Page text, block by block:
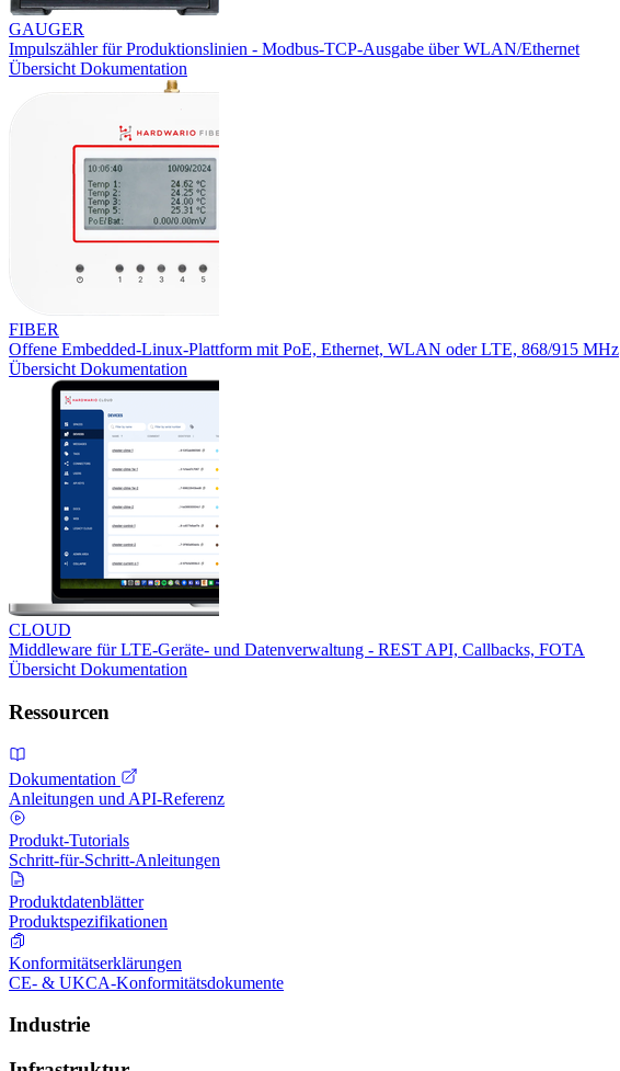
GAUGER
Impulszähler für Produktionslinien - Modbus-TCP-Ausgabe über WLAN/Ethernet
Übersicht Dokumentation
FIBER
Offene Embedded-Linux-Plattform mit PoE, Ethernet, WLAN oder LTE, 868/915 MHz
Übersicht Dokumentation
CLOUD
Middleware für LTE-Geräte- und Datenverwaltung - REST API, Callbacks, FOTA
Übersicht Dokumentation
Ressourcen
Dokumentation
Anleitungen und API-Referenz
Produkt-Tutorials
Schritt-für-Schritt-Anleitungen
Produktdatenblätter
Produktspezifikationen
Konformitätserklärungen
CE- & UKCA-Konformitätsdokumente
Industrie